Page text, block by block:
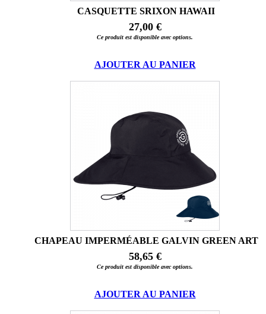
CASQUETTE SRIXON HAWAII
27,00 €
Ce produit est disponible avec options.
AJOUTER AU PANIER
CHAPEAU IMPERMÉABLE GALVIN GREEN ART
58,65 €
Ce produit est disponible avec options.
AJOUTER AU PANIER